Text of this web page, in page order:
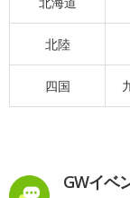
北陸
四国
GWイベ